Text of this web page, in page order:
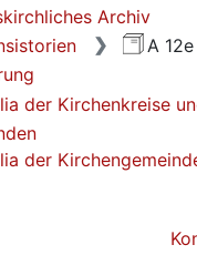
Archiv
A 12e
der Kirchenkreise
der